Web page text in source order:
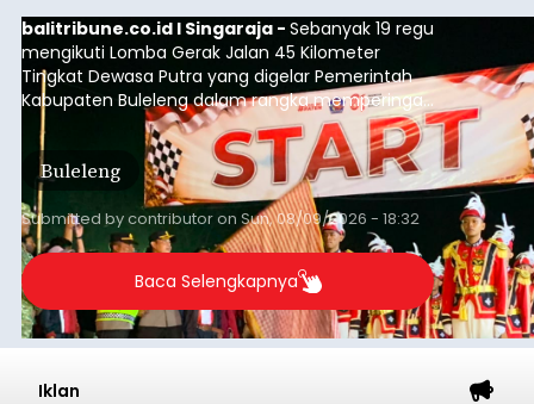
balitribune.co.id I Singaraja - Sebanyak 19 regu
mengikuti Lomba Gerak Jalan 45 Kilometer
Tingkat Dewasa Putra yang digelar Pemerintah
Kabupaten Buleleng dalam rangka memperingati
HUT ke-81 Kemerdekaan Republik Indonesia.
Lomba resmi dimulai dari Lapangan Sepak Bola
Desa Celukan Bawang, Sabtu (8/8/2026) malam.
Buleleng
Submitted bycontributoron Sun, 08/09/2026 - 18:32
Baca Selengkapnya
Iklan